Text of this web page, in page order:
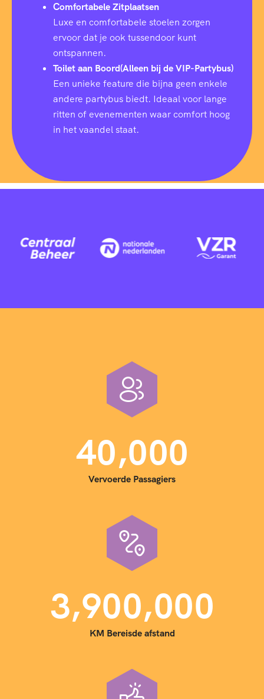
Comfortabele Zitplaatsen
Luxe en comfortabele stoelen zorgen
ervoor dat je ook tussendoor kunt
ontspannen.
Toilet aan Boord(Alleen bij de VIP-Partybus)
Een unieke feature die bijna geen enkele
andere partybus biedt. Ideaal voor lange
ritten of evenementen waar comfort hoog
in het vaandel staat.
40,000
Vervoerde Passagiers
3,900,000
KM Bereisde afstand